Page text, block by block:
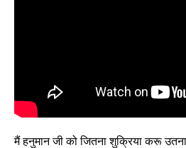
मैं हनुमान जी को जितना शुक्रिया करू